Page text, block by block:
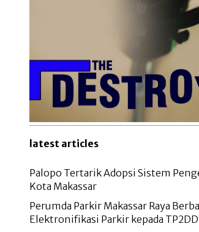
latest articles
Palopo Tertarik Adopsi Sistem
Kota Makassar
Perumda Parkir Makassar Raya
Elektronifikasi Parkir kepada TP2DD